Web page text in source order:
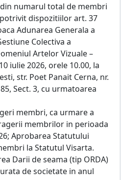
numarul total de membri
potrivit dispozitiilor art. 37
Adunarea Generala a
Colectiva a
Artelor Vizuale –
iulie 2026, orele 10.00, la
str. Poet Panait Cerna, nr.
Sect. 3, cu urmatoarea
membri, ca urmare a
membrilor in perioada
Aprobarea Statutului
la Statutul Visarta.
Darii de seama (tip ORDA)
de societate in anul